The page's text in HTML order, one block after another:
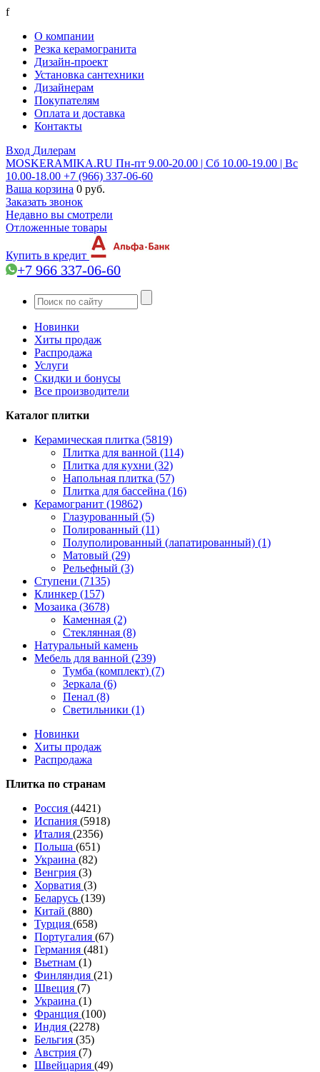
f
О компании
Резка керамогранита
Дизайн-проект
Установка сантехники
Дизайнерам
Покупателям
Оплата и доставка
Контакты
Вход Дилерам
MOSKERAMIKA.RU Пн-пт 9.00-20.00 | Сб 10.00-19.00 | Вс
10.00-18.00 +7 (966) 337-06-60
Ваша корзина 0 руб.
Заказать звонок
Недавно вы смотрели
Отложенные товары
Купить в кредит
+7 966 337-06-60
Новинки
Хиты продаж
Распродажа
Услуги
Скидки и бонусы
Все производители
Каталог плитки
Керамическая плитка (5819)
Плитка для ванной (114)
Плитка для кухни (32)
Напольная плитка (57)
Плитка для бассейна (16)
Керамогранит (19862)
Глазурованный (5)
Полированный (11)
Полуполированный (лапатированный) (1)
Матовый (29)
Рельефный (3)
Ступени (7135)
Клинкер (157)
Мозаика (3678)
Каменная (2)
Стеклянная (8)
Натуральный камень
Мебель для ванной (239)
Тумба (комплект) (7)
Зеркала (6)
Пенал (8)
Светильники (1)
Новинки
Хиты продаж
Распродажа
Плитка по странам
Россия (4421)
Испания (5918)
Италия (2356)
Польша (651)
Украина (82)
Венгрия (3)
Хорватия (3)
Беларусь (139)
Китай (880)
Турция (658)
Португалия (67)
Германия (481)
Вьетнам (1)
Финляндия (21)
Швеция (7)
Украина (1)
Франция (100)
Индия (2278)
Бельгия (35)
Австрия (7)
Швейцария (49)